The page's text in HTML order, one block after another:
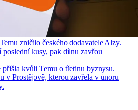
zničilo českého dodavatele Alzy.
poslední kusy, pak dílnu zavřou
kvůli Temu o třetinu byznysu.
v Prostějově, kterou zavřela v únoru